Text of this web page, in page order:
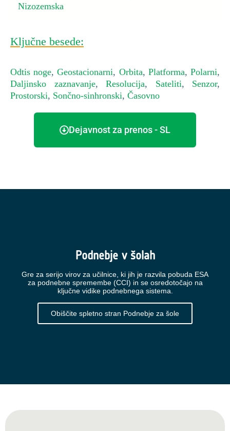
Nizozemska
Ključne besede:
Odtis noge,Geostacionarni, Orbita, Platforma,Polarni,
Daljinsko zaznavanje, Resolucija, Sateliti, Senzor,
Prostorski, Sončno-sinhronski, Časovno
Dejavnost za prenos - SL
Podnebje v šolah
Gre za serijo virov za učilnice, ki jih je razvila pobuda ESA
za podnebne spremembe (CCI) in se osredotočajo na
ključne vidike podnebnega sistema.
Obiščite spletno stran Podnebje za šole